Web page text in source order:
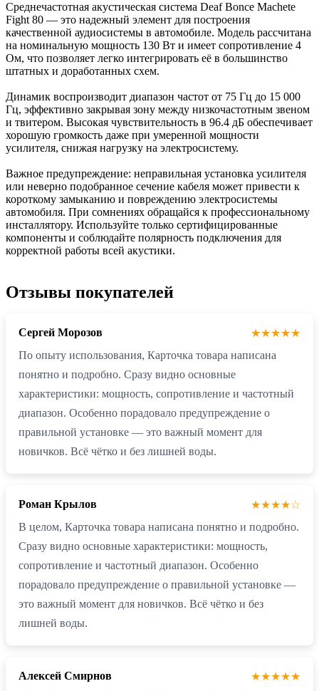
Среднечастотная акустическая система Deaf Bonce Machete
Fight 80 — это надежный элемент для построения
качественной аудиосистемы в автомобиле. Модель рассчитана
на номинальную мощность 130 Вт и имеет сопротивление 4
Ом, что позволяет легко интегрировать её в большинство
штатных и доработанных схем.
Динамик воспроизводит диапазон частот от 75 Гц до 15 000
Гц, эффективно закрывая зону между низкочастотным звеном
и твитером. Высокая чувствительность в 96.4 дБ обеспечивает
хорошую громкость даже при умеренной мощности
усилителя, снижая нагрузку на электросистему.
Важное предупреждение: неправильная установка усилителя
или неверно подобранное сечение кабеля может привести к
короткому замыканию и повреждению электросистемы
автомобиля. При сомнениях обращайся к профессиональному
инсталлятору. Используйте только сертифицированные
компоненты и соблюдайте полярность подключения для
корректной работы всей акустики.
Отзывы покупателей
Сергей Морозов
★★★★★
По опыту использования, Карточка товара написана
понятно и подробно. Сразу видно основные
характеристики: мощность, сопротивление и частотный
диапазон. Особенно порадовало предупреждение о
правильной установке — это важный момент для
новичков. Всё чётко и без лишней воды.
Роман Крылов
★★★★☆
В целом, Карточка товара написана понятно и подробно.
Сразу видно основные характеристики: мощность,
сопротивление и частотный диапазон. Особенно
порадовало предупреждение о правильной установке —
это важный момент для новичков. Всё чётко и без
лишней воды.
Алексей Смирнов
★★★★★